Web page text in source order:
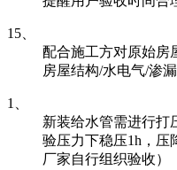
15、
配合施工方对原始房
房屋结构/水电气/渗漏
1、
新装给水管需进行打
验压力下稳压1h，压
厂家自行组织验收）